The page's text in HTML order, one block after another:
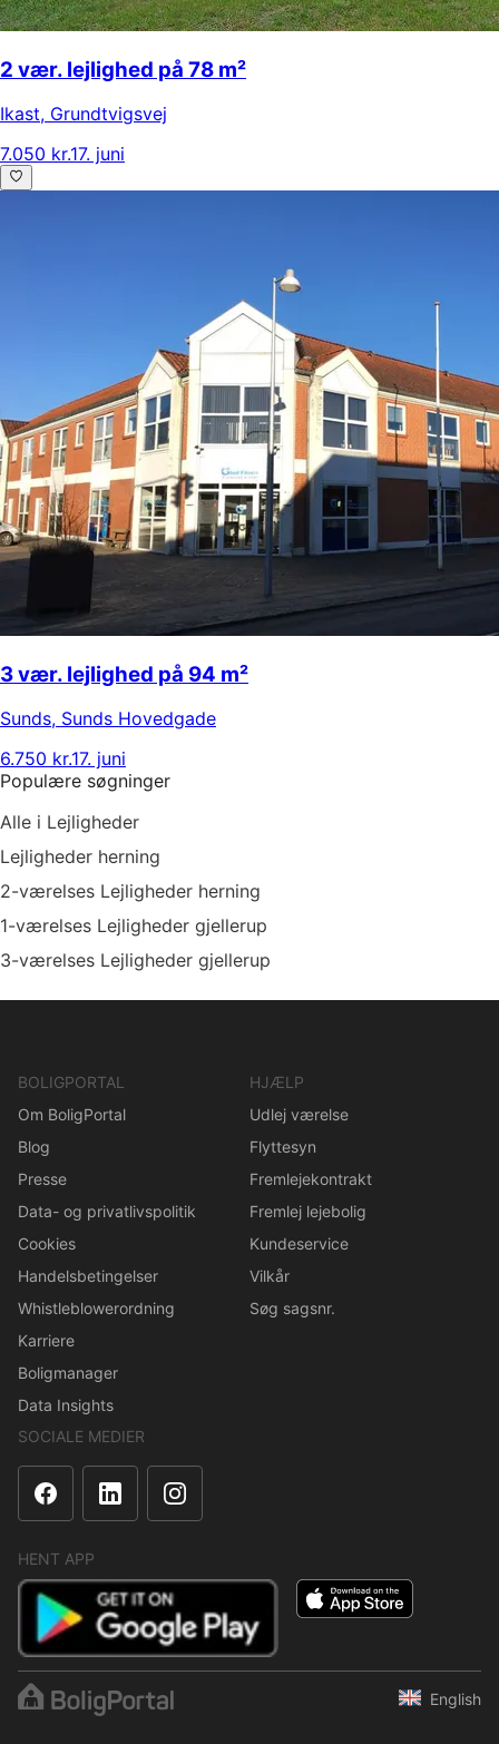
2 vær. lejlighed på 78 m²
Ikast, Grundtvigsvej
7.050 kr.17. juni
3 vær. lejlighed på 94 m²
Sunds, Sunds Hovedgade
6.750 kr.17. juni
Populære søgninger
Alle i Lejligheder
Lejligheder herning
2-værelses Lejligheder herning
1-værelses Lejligheder gjellerup
3-værelses Lejligheder gjellerup
BOLIGPORTAL
Om BoligPortal
Blog
Presse
Data- og privatlivspolitik
Cookies
Handelsbetingelser
Whistleblowerordning
Karriere
Boligmanager
Data Insights
HJÆLP
Udlej værelse
Flyttesyn
Fremlejekontrakt
Fremlej lejebolig
Kundeservice
Vilkår
Søg sagsnr.
SOCIALE MEDIER
HENT APP
English